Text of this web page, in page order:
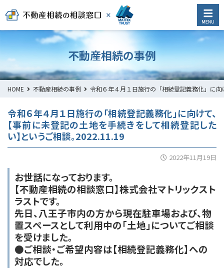
不動産相続の事例
HOME 不動産相続の事例 令和６年４月１日施行の「相続登記義務化」に
令和６年４月１日施行の「相続登記義務化」に向けて、
【事前に未登記の土地を手続きをして相続登記した
い】というご相談。2022.11.19
2022年11月19日
お世話になっております。
【不動産相続の相談窓口】株式会社マトリックスト
ラストです。
先日、八王子市内の方から現在駐車場および、物
置スペースとして利用中の「土地」についてご相談
を受けました。
●ご相談・ご希望内容は【相続登記義務化】への
対応でした。